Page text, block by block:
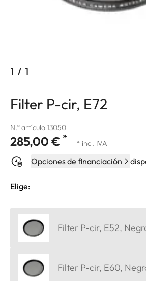
1 / 1
Filter P-cir, E72
N.º artículo 13050
285,00 € * * incl. IVA
Opciones de financiación
Elige:
Filter P-cir, E52,
Filter P-cir, E60,